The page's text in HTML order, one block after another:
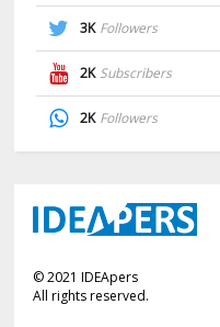
3K Followers
2K Subscribers
2K Followers
©2021 IDEApers
All rights reserved.